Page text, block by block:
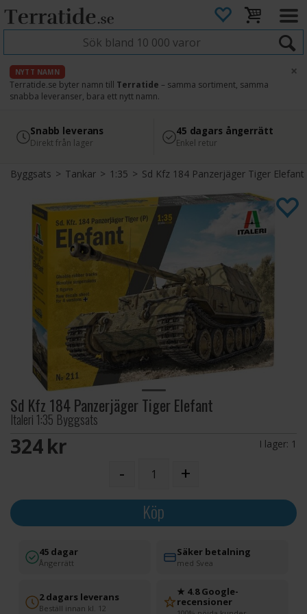
NYTT NAMN
Terratide.se byter namn till Terratide – samma sortiment, samma
snabba leveranser, bara ett nytt namn.
×
4.8
Läs omdömen på Google
Säker betalning
med Svea
Snabb leverans
Direkt från lager
45 dagars ångerrätt
Enkel retur
Byggsats>Tankar> 1:35>Sd Kfz 184 Panzerjäger Tiger Elefant
Sd Kfz 184 Panzerjäger Tiger Elefant
Italeri 1:35 Byggsats
324 SEK I lager: 1
- +
Köp
45 dagar
Ångerrätt
Säker betalning
med Svea
2 dagars leverans
Beställ innan kl. 12
★ 4.8 Google-
recensioner